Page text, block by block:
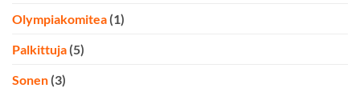
Olympiakomitea (1)
Palkittuja (5)
Sonen (3)